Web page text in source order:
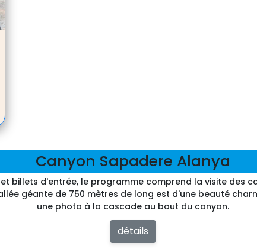
Canyon Sapadere Alanya
billets d'entrée, le programme comprend la visite des
géante de 750 mètres de long est d'une beauté
une photo à la cascade au bout du canyon.
détails